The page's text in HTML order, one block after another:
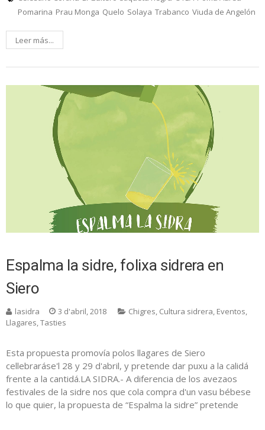
Pomarina Prau Monga Quelo Solaya Trabanco Viuda de Angelón
Leer más...
Espalma la sidre, folixa sidrera en
Siero
lasidra 3 d'abril, 2018 Chigres, Cultura sidrera, Eventos,
Llagares,Tasties
Esta propuesta promovía polos llagares de Siero
cellebraráse'l 28 y 29 d'abril, y pretende dar puxu a la calidá
frente a la cantidá.LA SIDRA.- A diferencia de los avezaos
festivales de la sidre nos que cola compra d'un vasu bébese
lo que quier, la propuesta de “Espalma la sidre” pretende